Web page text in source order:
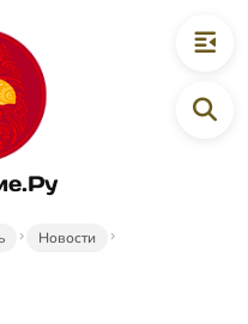
Новости